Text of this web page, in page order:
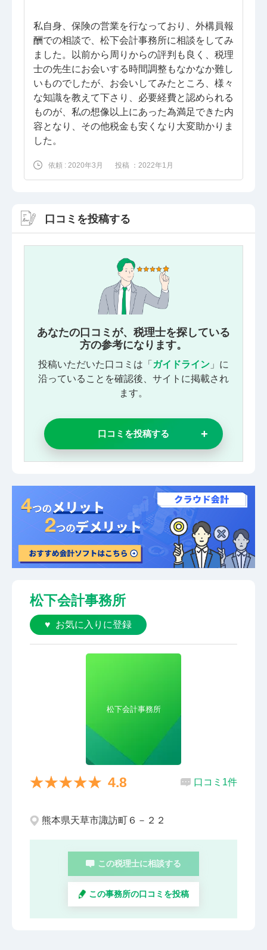
私自身、保険の営業を行なっており、外構員報
酬での相談で、松下会計事務所に相談をしてみ
ました。以前から周りからの評判も良く、税理
士の先生にお会いする時間調整もなかなか難し
いものでしたが、お会いしてみたところ、様々
な知識を教えて下さり、必要経費と認められる
ものが、私の想像以上にあった為満足できた内
容となり、その他税金も安くなり大変助かりま
した。
依頼 : 2020年3月 投稿 ：2022年1月
口コミを投稿する
あなたの口コミが、税理士を探している
方の参考になります。
投稿いただいた口コミは「 ガイドライン 」に
沿っていることを確認後、サイトに掲載され
ます。
口コミを投稿する
松下会計事務所
お気に入りに登録
松下会計事務所
4.8 口コミ1件
熊本県天草市諏訪町６－２２
この税理士に相談する
この事務所の口コミを投稿